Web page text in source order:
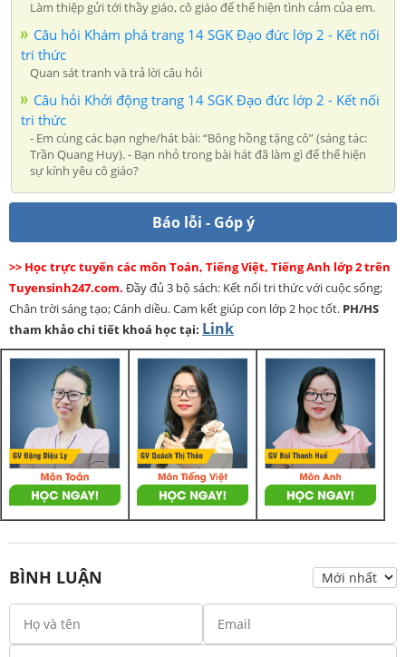
Làm thiệp gửi tới thầy giáo, cô giáo để thể hiện tình cảm của em.
Câu hỏi Khám phá trang 14 SGK Đạo đức lớp 2 - Kết nối
tri thức
Quan sát tranh và trả lời câu hỏi
Câu hỏi Khởi động trang 14 SGK Đạo đức lớp 2 - Kết nối
tri thức
- Em cùng các bạn nghe/hát bài: “Bông hồng tặng cô” (sáng tác:
Trần Quang Huy). - Bạn nhỏ trong bài hát đã làm gì để thể hiện
sự kính yêu cô giáo?
Báo lỗi - Góp ý
>> Học trực tuyến các môn Toán, Tiếng Việt, Tiếng Anh lớp 2 trên
Tuyensinh247.com. Đầy đủ 3 bộ sách: Kết nối tri thức với cuộc sống;
Chân trời sáng tạo; Cánh diều. Cam kết giúp con lớp 2 học tốt. PH/HS
tham khảo chi tiết khoá học tại: Link
BÌNH LUẬN